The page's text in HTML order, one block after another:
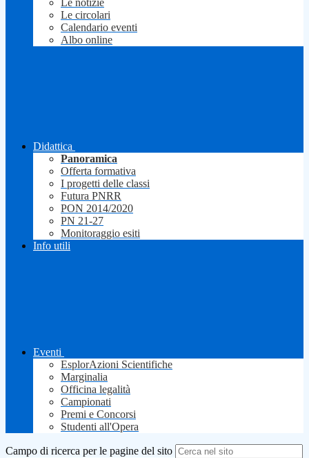
Le notizie
Le circolari
Calendario eventi
Albo online
Didattica
Panoramica
Offerta formativa
I progetti delle classi
Futura PNRR
PON 2014/2020
PN 21-27
Monitoraggio esiti
Info utili
Eventi
EsplorAzioni Scientifiche
Marginalia
Officina legalità
Campionati
Premi e Concorsi
Studenti all'Opera
Campo di ricerca per le pagine del sito